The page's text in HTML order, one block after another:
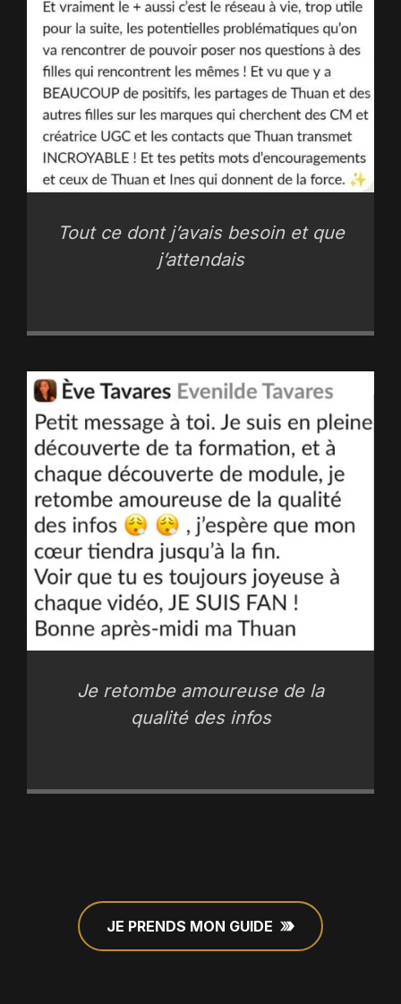
Tout ce dont j’avais besoin et que
j’attendais
Je retombe amoureuse de la
qualité des infos
JE PRENDS MON GUIDE